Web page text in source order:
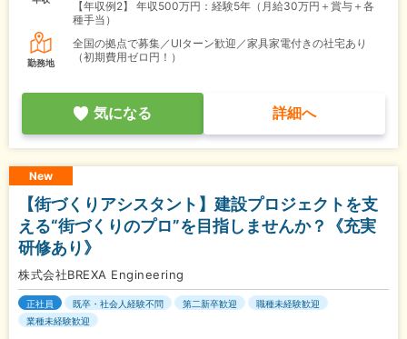
【年収例2】
年収500万円：経験5年（月給30万円＋賞与＋各
種手当）
勤務地
全国の拠点で募集／UIターン歓迎／家具家電付きの社宅あり
（初期費用ゼロ円！）
気になる 詳細へ
New
【街づくりアシスタント】建設プロジェクトを支
える“街づくりのプロ”を目指しませんか？《充実
研修あり》
株式会社BREXA Engineering
正社員 既卒・社会人経験不問 第二新卒歓迎
職種未経験歓迎
業種未経験歓迎